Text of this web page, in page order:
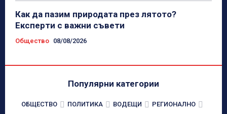
Как да пазим природата през лятото?
Експерти с важни съвети
Общество 08/08/2026
Популярни категории
ОБЩЕСТВО ПОЛИТИКА ВОДЕЩИ РЕГИОНАЛНО